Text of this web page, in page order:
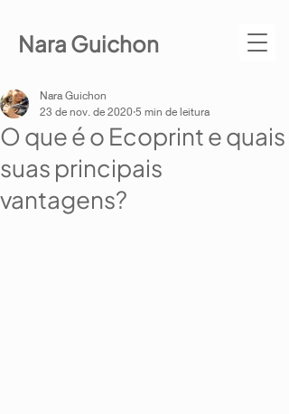
Nara Guichon
O que é o Ecoprint e quais
suas principais
vantagens?
Nara Guichon
23 de nov. de 2020 5 min de leitura